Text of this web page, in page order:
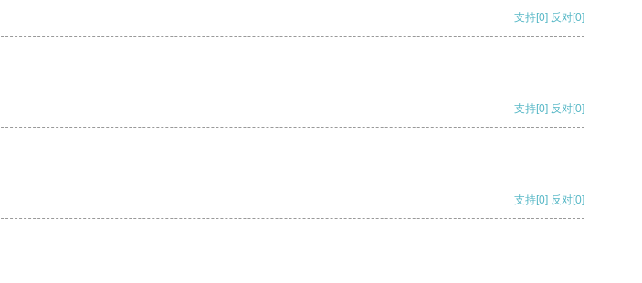
支持[0] 反对[0]
支持[0] 反对[0]
支持[0] 反对[0]